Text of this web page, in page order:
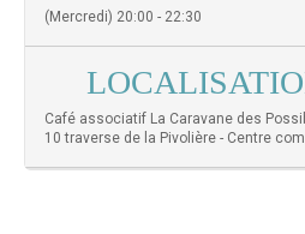
(Mercredi) 20:00 - 22:30
Café associatif La Caravane des
10 traverse de la Pivolière - Centre